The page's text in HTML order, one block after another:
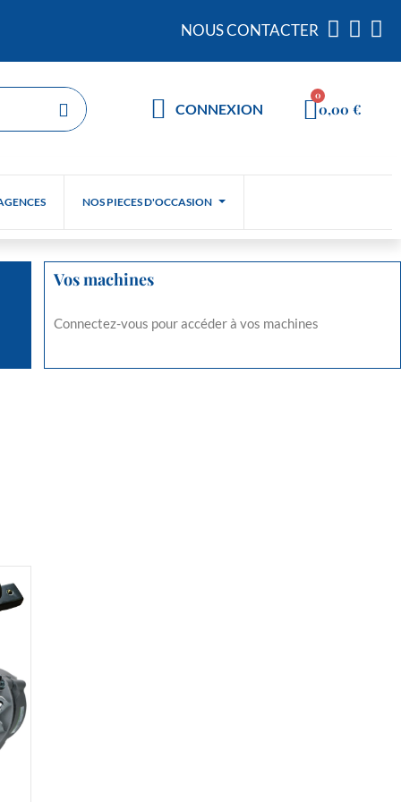
NOUS CONTACTER
CONNEXION 0,00 €
NOS PIECES D'OCCASION
Vos machines
Connectez-vous pour accéder à vos machines